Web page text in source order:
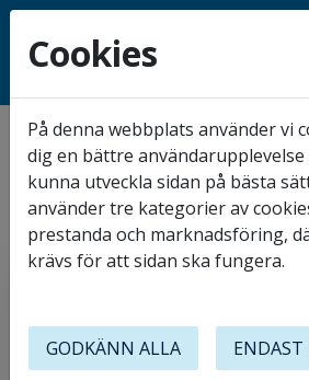
Hem Boportalen
Boportalen
Mobilt BankID
Cookies
På denna webbplats använder vi
dig en bättre
kunna utveckla sidan på bästa
använder tre kategorier av
prestanda och marknadsföring,
krävs för att sidan ska fungera.
GODKÄNN ALLA